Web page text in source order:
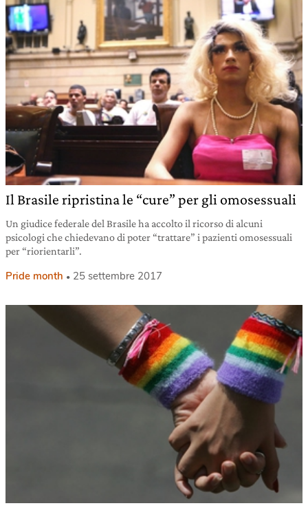
Il Brasile ripristina le “cure” per gli omosessuali
Un giudice federale del Brasile ha accolto il ricorso di alcuni
psicologi che chiedevano di poter “trattare” i pazienti omosessuali
per “riorientarli”.
Pride month 25 settembre 2017